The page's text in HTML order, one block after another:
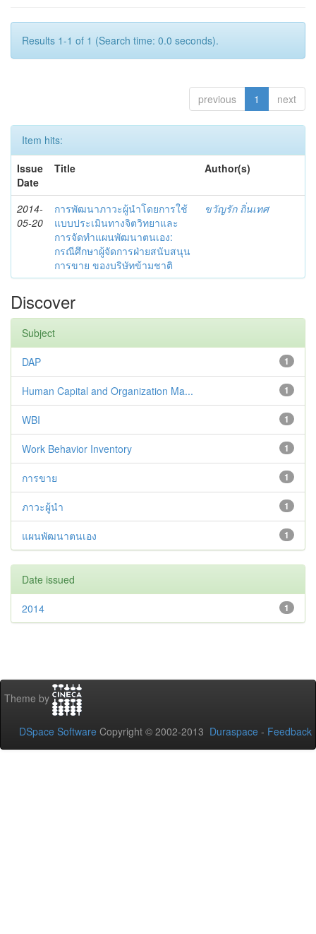
Results 1-1 of 1 (Search time: 0.0 seconds).
previous 1 next
Item hits:
Issue
Date
Title Author(s)
2014-
05-20
การพัฒนาภาวะผู้นำโดยการใช้
แบบประเมินทางจิตวิทยาและ
การจัดทำแผนพัฒนาตนเอง:
กรณีศึกษาผู้จัดการฝ่ายสนับสนุน
การขาย ของบริษัทข้ามชาติ
ขวัญรัก ถิ่นเทศ
Discover
Subject
1
DAP
1
Human Capital and Organization Ma...
1
WBI
1
Work Behavior Inventory
1
การขาย
1
ภาวะผู้นำ
1
แผนพัฒนาตนเอง
Date issued
1
2014
Theme by
DSpace Software Copyright © 2002-2013 Duraspace - Feedback